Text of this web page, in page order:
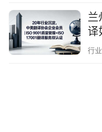
兰
译
行